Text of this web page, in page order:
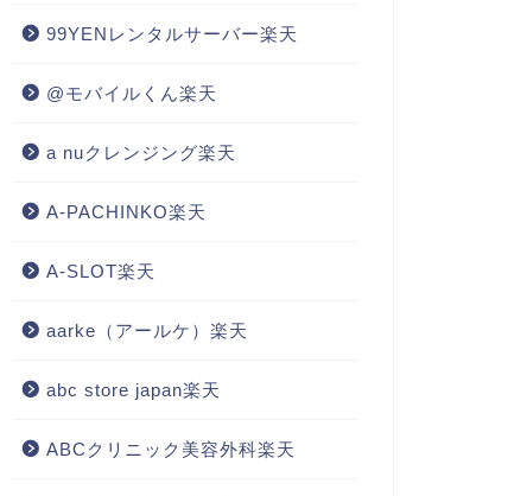
99YENレンタルサーバー楽天
@モバイルくん楽天
a nuクレンジング楽天
A-PACHINKO楽天
A-SLOT楽天
aarke（アールケ）楽天
abc store japan楽天
ABCクリニック美容外科楽天